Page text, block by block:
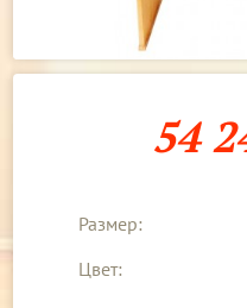
54
Размер:
Цвет: